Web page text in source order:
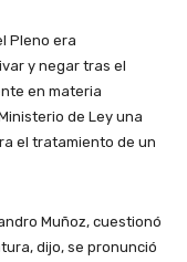
Pleno era
y negar tras el
en materia
de Ley una
el tratamiento de un
Muñoz, cuestionó
dijo, se pronunció